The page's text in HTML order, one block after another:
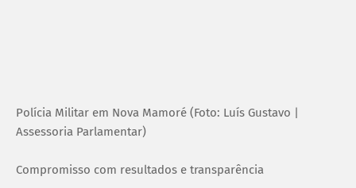
Polícia Militar em Nova Mamoré (Foto: Luís Gustavo |
Assessoria Parlamentar)
Compromisso com resultados e transparência